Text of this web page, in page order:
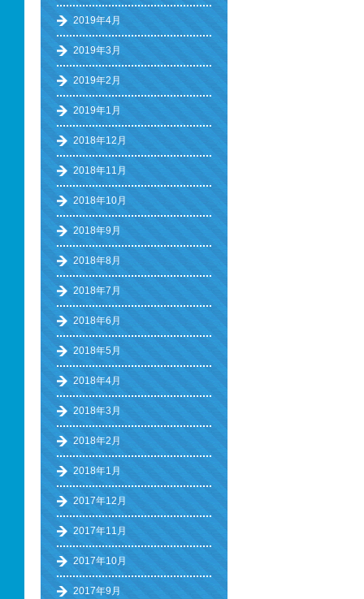
2019年4月
2019年3月
2019年2月
2019年1月
2018年12月
2018年11月
2018年10月
2018年9月
2018年8月
2018年7月
2018年6月
2018年5月
2018年4月
2018年3月
2018年2月
2018年1月
2017年12月
2017年11月
2017年10月
2017年9月